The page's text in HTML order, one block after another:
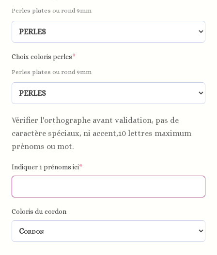
Perles plates ou rond 9mm
Choix coloris perles*
Perles plates ou rond 9mm
Vérifier l'orthographe avant validation, pas de
caractère spéciaux, ni accent,10 lettres maximum
prénoms ou mot.
Indiquer 1 prénoms ici*
Coloris du cordon